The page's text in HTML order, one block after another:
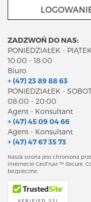
ZADZWOŃ DO NAS:
PONIEDZIAŁEK - PIĄTEK
10:00 - 18:00
Biuro
+ (47) 23 89 88 63
PONIEDZIAŁEK -
08:00 - 20:00
Agent - Konsultant
+ (47) 45 09 04 66
Agent - Konsultant
+ (47) 47 67 35 73
Nasza strona jest chroniona
internecie GeoTrust ™ Secure.
bezpieczne.